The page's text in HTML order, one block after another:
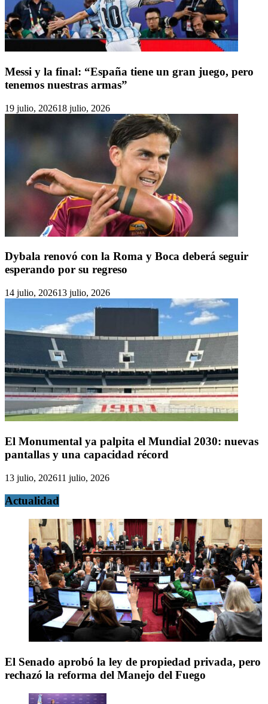
Messi y la final: “España tiene un gran juego, pero
tenemos nuestras armas”
19 julio, 202618 julio, 2026
Dybala renovó con la Roma y Boca deberá seguir
esperando por su regreso
14 julio, 202613 julio, 2026
El Monumental ya palpita el Mundial 2030: nuevas
pantallas y una capacidad récord
13 julio, 202611 julio, 2026
Actualidad
El Senado aprobó la ley de propiedad privada, pero
rechazó la reforma del Manejo del Fuego